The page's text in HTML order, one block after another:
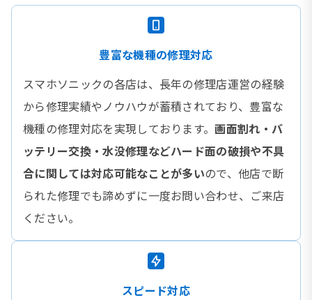
豊富な機種の修理対応
スマホソニックの各店は、長年の修理店運営の経験
から修理実績やノウハウが蓄積されており、豊富な
機種の修理対応を実現しております。画面割れ・バ
ッテリー交換・水没修理などハード面の破損や不具
合に関しては対応可能なことが多いので、他店で断
られた修理でも諦めずに一度お問い合わせ、ご来店
ください。
スピード対応